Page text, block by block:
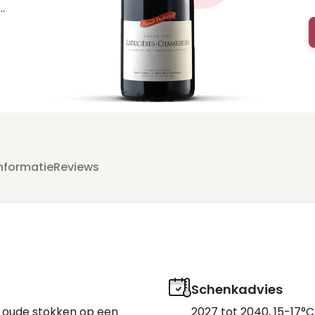
Reviews
Schenkadvies